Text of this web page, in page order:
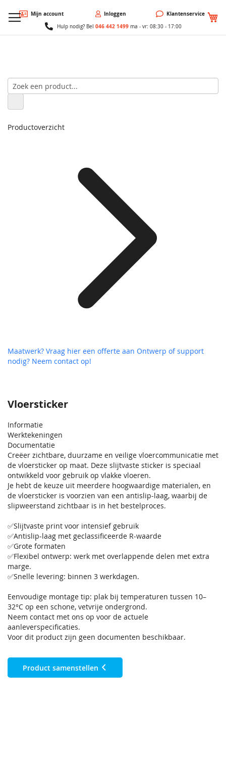
Mijn account Inloggen Klantenservice
Hulp nodig? Bel 046 442 1499ma - vr: 08:30 - 17:00
Vloersticker
Informatie
Werktekeningen
Documentatie
Creëer zichtbare, duurzame en veilige vloercommunicatie met
de vloersticker op maat. Deze slijtvaste sticker is speciaal
ontwikkeld voor gebruik op vlakke vloeren.
Je hebt de keuze uit meerdere hoogwaardige materialen, en
de vloersticker is voorzien van een antislip-laag, waarbij de
slipweerstand zichtbaar is in het bestelproces.
✅Slijtvaste print voor intensief gebruik
✅Antislip-laag met geclassificeerde R-waarde
✅Grote formaten
✅Flexibel ontwerp: werk met overlappende delen met extra
marge.
✅Snelle levering: binnen 3 werkdagen.
Eenvoudige montage tip: plak bij temperaturen tussen 10–
32°C op een schone, vetvrije ondergrond.
Neem contact met ons op voor de actuele
aanleverspecificaties.
Voor dit product zijn geen documenten beschikbaar.
Product samenstellen
Productoverzicht
Maatwerk? Vraag hier een offerte aan Ontwerp of support
nodig? Neem contact op!